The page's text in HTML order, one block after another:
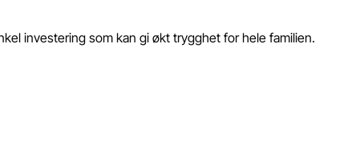
investering som kan gi økt trygghet for hele familien.